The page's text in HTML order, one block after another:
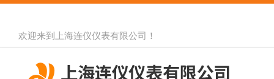
欢迎来到 上海连仪仪表有限公司 ！